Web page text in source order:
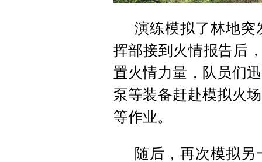
演练模拟了林地突
挥部接到火情报告后
置火情力量，队员们
泵等装备赶赴模拟火
等作业。
随后，再次模拟